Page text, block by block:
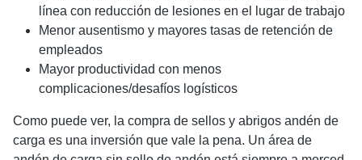
línea con reducción de lesiones en el lugar de trabajo
Menor ausentismo y mayores tasas de retención de
empleados
Mayor productividad con menos
complicaciones/desafíos logísticos
Como puede ver, la compra de sellos y abrigos andén de
carga es una inversión que vale la pena. Un área de